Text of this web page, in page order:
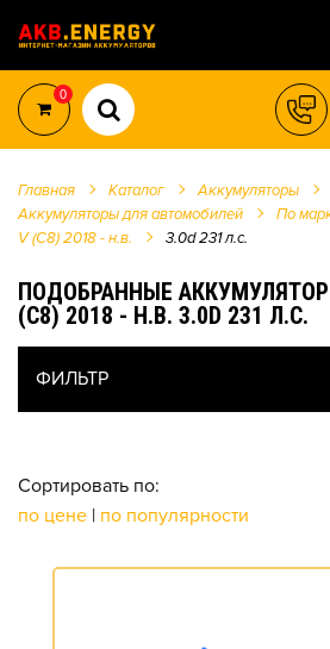
0
Главная Каталог
Аккумуляторы
Аккумуляторы для автомобилей
По
V (C8) 2018 - н.в.
3.0d 231 л.c.
ПОДОБРАННЫЕ
(C8) 2018 - Н.В. 3.0D 231 Л.C.
ФИЛЬТР
Сортировать по:
по цене | по популярности